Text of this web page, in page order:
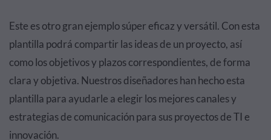
Este es otro gran ejemplo súper eficaz y versátil. Con esta
plantilla podrá compartir las ideas de un proyecto, así
como los objetivos y plazos correspondientes, de forma
clara y objetiva. Nuestros diseñadores han hecho esta
plantilla para ayudarle a elegir los mejores canales y
estrategias de comunicación para sus proyectos de TI e
innovación.